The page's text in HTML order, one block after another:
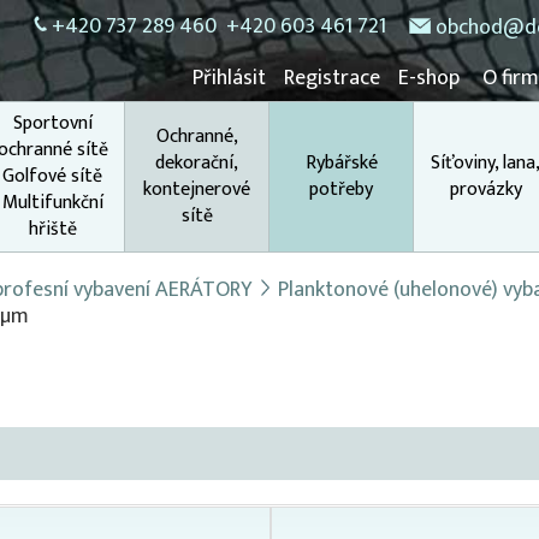
+420 737 289 460 +420 603 461 721
Přihlásit Registrace E-shop O
Sportovní
sítě
Golfové sítě
Multifunkční
hřiště
Ochranné,
dekorační,
kontejnerové
sítě
Rybářské
potřeby
Síťoviny, lana,
provázky
vybavení AERÁTORY Planktonové (uhelonové)